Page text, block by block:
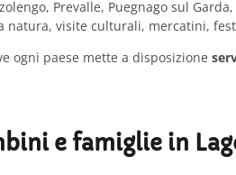
Prevalle, Puegnago sul
natura, visite culturali, mercatini,
ogni paese mette a disposizione
e famiglie in